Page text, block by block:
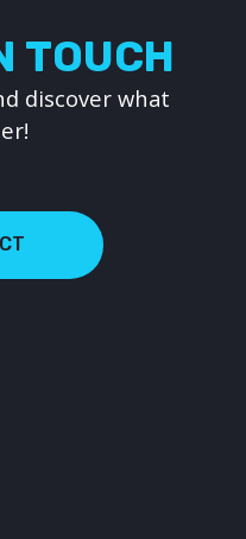
TOUCH
discover what